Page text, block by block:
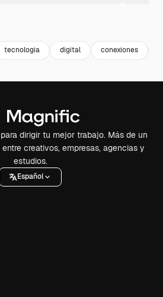
tecnologia digital conexiones
dirigir tu mejor trabajo. Más de un
creativos, empresas, agencias y
estudios.
Español